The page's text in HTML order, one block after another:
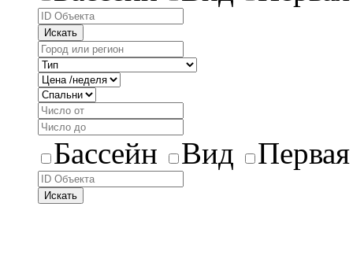
Искать
Бассейн Вид
Искать